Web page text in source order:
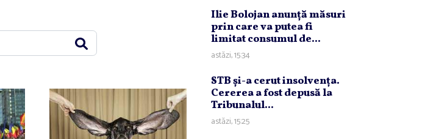
Ilie Bolojan anunţă măsuri
prin care va putea fi
limitat consumul de...
astăzi, 15:34
STB şi-a cerut insolvenţa.
Cererea a fost depusă la
Tribunalul...
astăzi, 15:25